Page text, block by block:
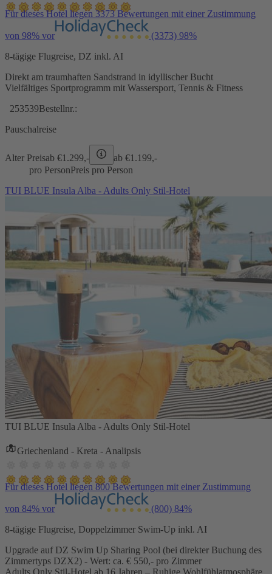
Für dieses Hotel liegen 3373 Bewertungen mit einer Zustimmung
von 98% vor (3373) 98%
8-tägige Flugreise, DZ inkl. AI
Direkt am traumhaften Sandstrand in idyllischer Bucht
Vielfältiges Sportprogramm mit Wassersport, Tennis & Fitness
253539Bestellnr.:
Pauschalreise
Alter Preisab €1.299,- ab €1.199,-
pro PersonPreis pro Person
TUI BLUE Insula Alba - Adults Only Stil-Hotel
TUI BLUE Insula Alba - Adults Only Stil-Hotel
Griechenland - Kreta - Analipsis
Für dieses Hotel liegen 800 Bewertungen mit einer Zustimmung
von 84% vor (800) 84%
8-tägige Flugreise, Doppelzimmer Swim-Up inkl. AI
Upgrade auf DZ Swim Up Sharing Pool (bei direkter Buchung des
Zimmertyps DZX2) - Wert: ca. € 550,- pro Zimmer
Adults Only Stil-Hotel ab 16 Jahren – Ruhige Wohlfühlatmosphäre